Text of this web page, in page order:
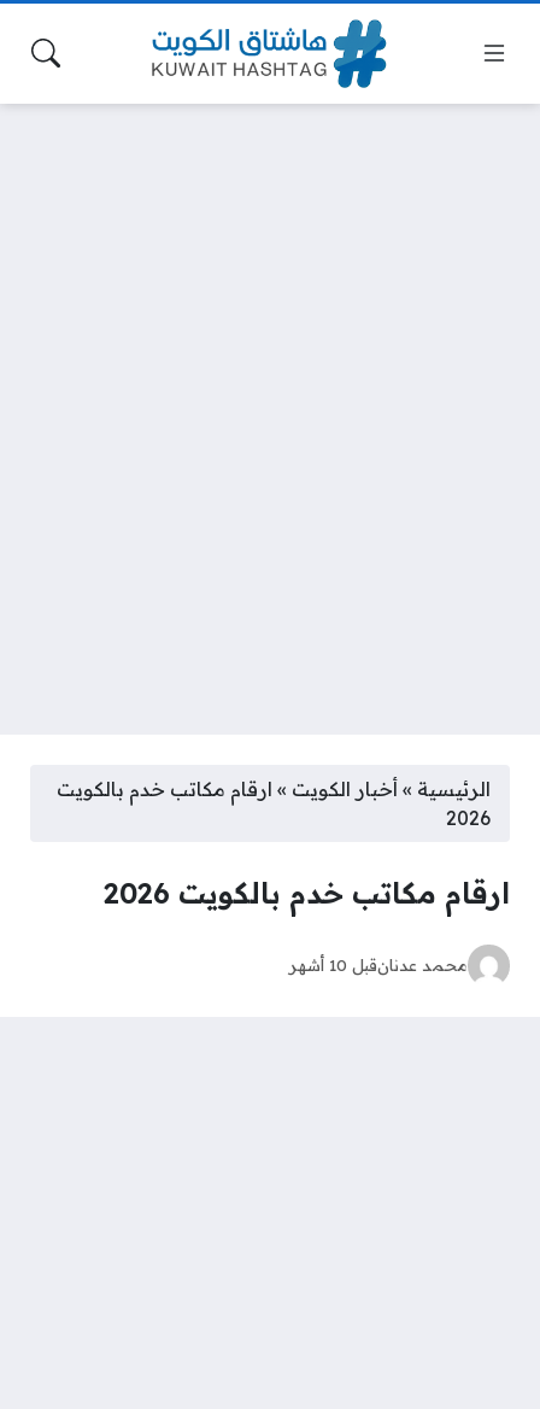
الرئيسية » أخبار الكويت » ارقام مكاتب خدم بالكويت
2026
ارقام مكاتب خدم بالكويت 2026
محمد عدنانقبل 10 أشهر